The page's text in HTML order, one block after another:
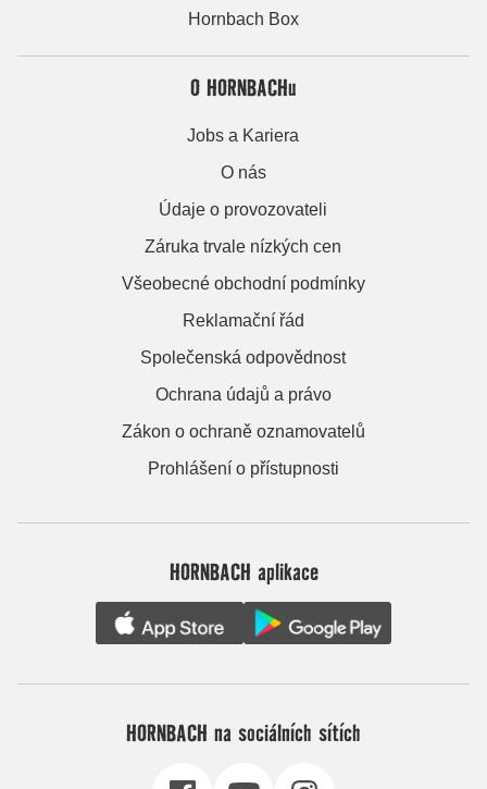
Hornbach Box
O HORNBACHu
Jobs a Kariera
O nás
Údaje o provozovateli
Záruka trvale nízkých cen
Všeobecné obchodní podmínky
Reklamační řád
Společenská odpovědnost
Ochrana údajů a právo
Zákon o ochraně oznamovatelů
Prohlášení o přístupnosti
HORNBACH aplikace
HORNBACH na sociálních sítích